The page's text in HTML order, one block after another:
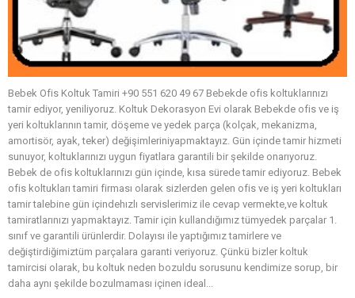
Bebek Ofis Koltuk Tamiri +90 551 620 49 67 Bebekde ofis koltuklarınızı
tamir ediyor, yeniliyoruz. Koltuk Dekorasyon Evi olarak Bebekde ofis ve iş
yeri koltuklarının tamir, döşeme ve yedek parça (kolçak, mekanizma,
amortisör, ayak, teker) değişimleriniyapmaktayız. Gün içinde tamir hizmeti
sunuyor, koltuklarınızı uygun fiyatlara garantili bir şekilde onarıyoruz.
Bebek de ofis koltuklarınızı gün içinde, kısa sürede tamir ediyoruz. Bebek
ofis koltukları tamiri firması olarak sizlerden gelen ofis ve iş yeri koltukları
tamir talebine gün içindehızlı servislerimiz ile cevap vermekte,ve koltuk
tamiratlarınızı yapmaktayız. Tamir için kullandığımız tümyedek parçalar 1.
sınıf ve garantili ürünlerdir. Dolayısı ile yaptığımız tamirlere ve
değiştirdiğimiztüm parçalara garanti veriyoruz. Çünkü bizler koltuk
tamircisi olarak, bu koltuk neden bozuldu sorusunu kendimize sorup, bir
daha aynı şekilde bozulmaması içinen ideal...